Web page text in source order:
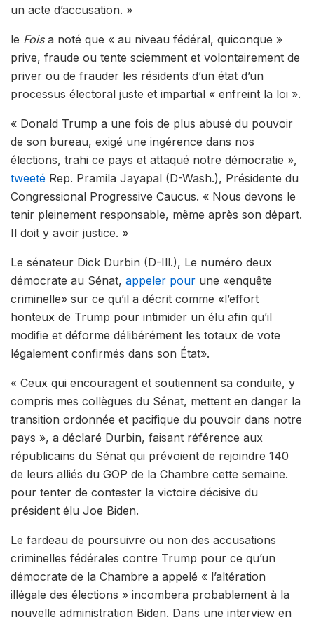
un acte d’accusation. »
le Foisa noté que « au niveau fédéral, quiconque »
prive, fraude ou tente sciemment et volontairement de
priver ou de frauder les résidents d’un état d’un
processus électoral juste et impartial « enfreint la loi ».
« Donald Trump a une fois de plus abusé du pouvoir
de son bureau, exigé une ingérence dans nos
élections, trahi ce pays et attaqué notre démocratie »,
tweeté Rep. Pramila Jayapal (D-Wash.), Présidente du
Congressional Progressive Caucus. « Nous devons le
tenir pleinement responsable, même après son départ.
Il doit y avoir justice. »
Le sénateur Dick Durbin (D-Ill.), Le numéro deux
démocrate au Sénat, appeler pour une «enquête
criminelle» sur ce qu’il a décrit comme «l’effort
honteux de Trump pour intimider un élu afin qu’il
modifie et déforme délibérément les totaux de vote
légalement confirmés dans son État».
« Ceux qui encouragent et soutiennent sa conduite, y
compris mes collègues du Sénat, mettent en danger la
transition ordonnée et pacifique du pouvoir dans notre
pays », a déclaré Durbin, faisant référence aux
républicains du Sénat qui prévoient de rejoindre 140
de leurs alliés du GOP de la Chambre cette semaine.
pour tenter de contester la victoire décisive du
président élu Joe Biden.
Le fardeau de poursuivre ou non des accusations
criminelles fédérales contre Trump pour ce qu’un
démocrate de la Chambre a appelé « l’altération
illégale des élections » incombera probablement à la
nouvelle administration Biden. Dans une interview en